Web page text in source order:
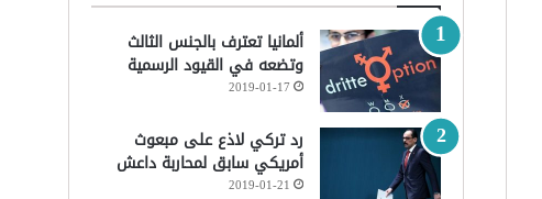
ألمانيا تعترف بالجنس الثالث
وتضعه في القيود الرسمية
2019-01-17
رد تركي لاذع على مبعوث
أمريكي سابق لمحاربة داعش
2019-01-21